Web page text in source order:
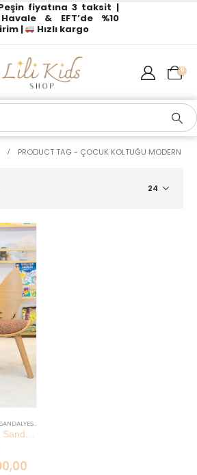
fiyatına 3 taksit |
Havale & EFT’de %10
|
Hızlı kargo
0
PRODUCT TAG - ÇOCUK KOLTUĞU MODERN
,
5